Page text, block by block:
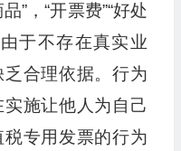
”，“开票费”“好处
于不存在真实业
合理依据。行为
施让他人为自己
专用发票的行为